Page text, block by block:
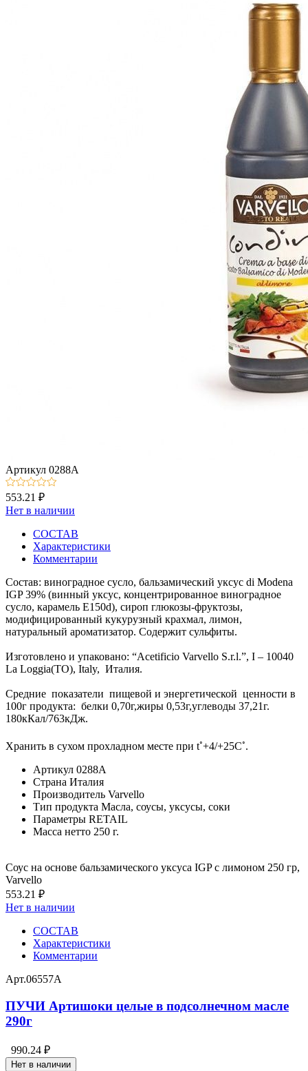
Артикул 0288А
553.21 ₽
Нет в наличии
СОСТАВ
Характеристики
Комментарии
Состав: виноградное сусло, бальзамический уксус di Modena
IGP 39% (винный уксус, концентрированное виноградное
сусло, карамель Е150d), сироп глюкозы-фруктозы,
модифицированный кукурузный крахмал, лимон,
натуральный ароматизатор. Содержит сульфиты.
Изготовлено и упаковано: “Acetificio Varvello S.r.l.”, I – 10040
La Loggia(TO), Italy, Италия.
Средние показатели пищевой и энергетической ценности в
100г продукта: белки 0,70г,жиры 0,53г,углеводы 37,21г.
180кКал/763кДж.
Хранить в сухом прохладном месте при t◦+4/+25C◦.
Артикул 0288А
Страна Италия
Производитель Varvello
Тип продукта Масла, соусы, уксусы, соки
Параметры RETAIL
Масса нетто 250 г.
Соус на основе бальзамического уксуса IGP с лимоном 250 гр,
Varvello
553.21 ₽
Нет в наличии
СОСТАВ
Характеристики
Комментарии
Арт.06557А
ПУЧИ Артишоки целые в подсолнечном масле
290г
990.24 ₽
Нет в наличии